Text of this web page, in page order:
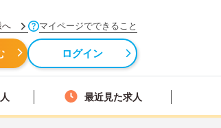
へ マイページでできること
ログイン
最近見た求人